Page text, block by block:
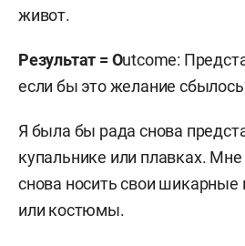
живот.
Результат = Outcome:
если бы это желание
Я была бы рада снова
купальнике или плавках.
снова носить свои
или костюмы.